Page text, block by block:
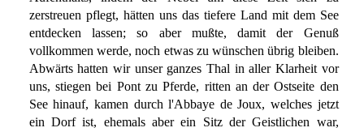
zerstreuen pflegt, hätten uns das tiefere Land mit dem See
entdecken lassen; so aber mußte, damit der Genuß
vollkommen werde, noch etwas zu wünschen übrig bleiben.
Abwärts hatten wir unser ganzes Thal in aller Klarheit vor
uns, stiegen bei Pont zu Pferde, ritten an der Ostseite den
See hinauf, kamen durch l'Abbaye de Joux, welches jetzt
ein Dorf ist, ehemals aber ein Sitz der Geistlichen war,